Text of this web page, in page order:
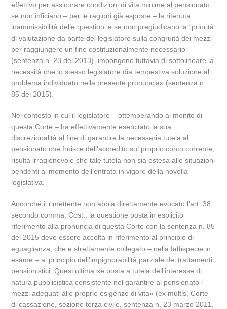
effettivo per assicurare condizioni di vita minime al pensionato,
se non inficiano – per le ragioni già esposte – la ritenuta
inammissibilità delle questioni e se non pregiudicano la “priorità
di valutazione da parte del legislatore sulla congruità dei mezzi
per raggiungere un fine costituzionalmente necessario”
(sentenza n. 23 del 2013), impongono tuttavia di sottolineare la
necessità che lo stesso legislatore dia tempestiva soluzione al
problema individuato nella presente pronuncia» (sentenza n.
85 del 2015).
Nel contesto in cui il legislatore – ottemperando al monito di
questa Corte – ha effettivamente esercitato la sua
discrezionalità al fine di garantire la necessaria tutela al
pensionato che fruisce dell’accredito sul proprio conto corrente,
risulta irragionevole che tale tutela non sia estesa alle situazioni
pendenti al momento dell’entrata in vigore della novella
legislativa.
Ancorché il rimettente non abbia direttamente evocato l’art. 38,
secondo comma, Cost., la questione posta in esplicito
riferimento alla pronuncia di questa Corte con la sentenza n. 85
del 2015 deve essere accolta in riferimento al principio di
eguaglianza, che è strettamente collegato – nella fattispecie in
esame – al principio dell’impignorabilità parziale dei trattamenti
pensionistici. Quest’ultima «è posta a tutela dell’interesse di
natura pubblicistica consistente nel garantire al pensionato i
mezzi adeguati alle proprie esigenze di vita» (ex multis, Corte
di cassazione, sezione terza civile, sentenza n. 23 marzo 2011,